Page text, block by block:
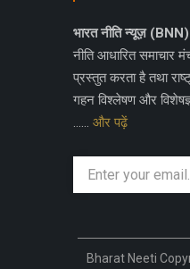
भारत नीति न्यूज़ (BNN)
नीति आधारित समाचार
प्रस्तुत करता है तथा
गहन विश्लेषण और
…… और पढ़ें
Bharat Neeti